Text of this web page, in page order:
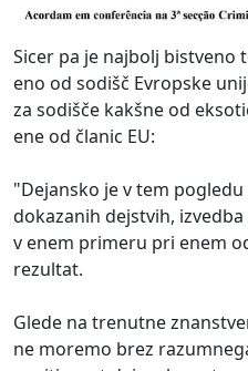
Sicer pa je najbolj bistveno
eno od sodišč Evropske
za sodišče kakšne od
ene od članic EU:
"Dejansko je v tem
dokazanih dejstvih, izvedba
v enem primeru pri enem
rezultat.
Glede na trenutne
ne moremo brez